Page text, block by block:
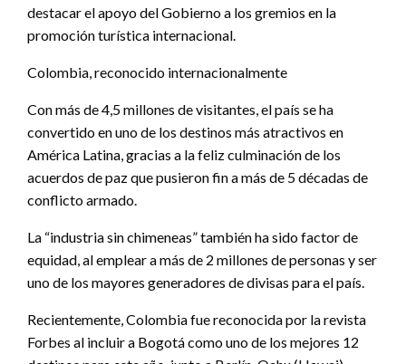
destacar el apoyo del Gobierno a los gremios en la
promoción turística internacional.
Colombia, reconocido internacionalmente
Con más de 4,5 millones de visitantes, el país se ha
convertido en uno de los destinos más atractivos en
América Latina, gracias a la feliz culminación de los
acuerdos de paz que pusieron fin a más de 5 décadas de
conflicto armado.
La “industria sin chimeneas” también ha sido factor de
equidad, al emplear a más de 2 millones de personas y ser
uno de los mayores generadores de divisas para el país.
Recientemente, Colombia fue reconocida por la revista
Forbes al incluir a Bogotá como uno de los mejores 12